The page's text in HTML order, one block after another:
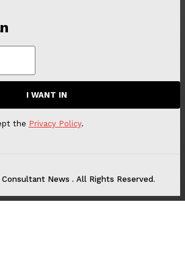
I WANT IN
the Privacy Policy.
News . All Rights Reserved.